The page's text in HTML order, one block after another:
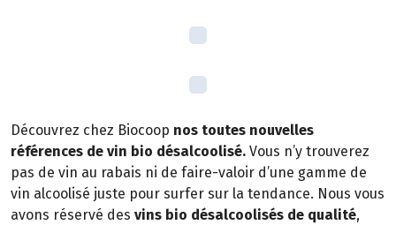
Découvrez chez Biocoop nos toutes nouvelles
références de vin bio désalcoolisé. Vous n’y trouverez
pas de vin au rabais ni de faire-valoir d’une gamme de
vin alcoolisé juste pour surfer sur la tendance. Nous vous
avons réservé des vins bio désalcoolisés de qualité,